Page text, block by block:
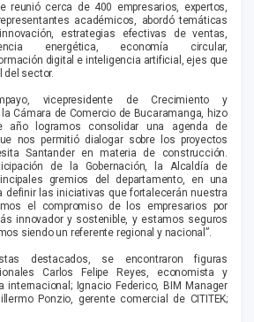
reunió cerca de 400 empresarios, expertos,
académicos, abordó temáticas
estrategias efectivas de ventas,
energética, economía circular,
digital e inteligencia artificial, ejes que
del sector.
vicepresidente de Crecimiento y
Cámara de Comercio de Bucaramanga, hizo
año logramos consolidar una agenda de
nos permitió dialogar sobre los proyectos
Santander en materia de construcción.
de la Gobernación, la Alcaldía de
gremios del departamento, en una
definir las iniciativas que fortalecerán nuestra
el compromiso de los empresarios por
innovador y sostenible, y estamos seguros
siendo un referente regional y nacional”.
destacados, se encontraron figuras
Carlos Felipe Reyes, economista y
internacional; Ignacio Federico, BIM Manager
Ponzio, gerente comercial de CITITEK;